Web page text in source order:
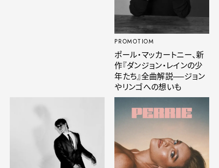
PROMOTIOM
ポール・マッカートニー、新
作『ダンジョン・レインの少
年たち』全曲解説──ジョン
やリンゴへの想いも